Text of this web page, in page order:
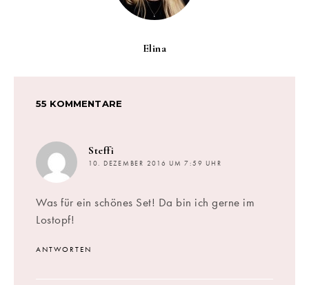
Elina
55 KOMMENTARE
Steffi
10. DEZEMBER 2016 UM 7:59 UHR
Was für ein schönes Set! Da bin ich gerne im
Lostopf!
ANTWORTEN